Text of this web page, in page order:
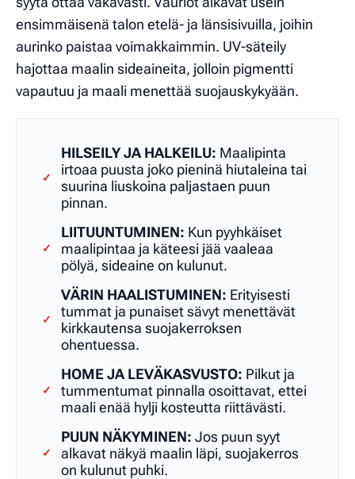
ensimmäisenä talon etelä- ja länsisivuilla, joihin
aurinko paistaa voimakkaimmin. UV-säteily
hajottaa maalin sideaineita, jolloin pigmentti
vapautuu ja maali menettää suojauskykyään.
✓
HILSEILY JA HALKEILU: Maalipinta
irtoaa puusta joko pieninä hiutaleina tai
suurina liuskoina paljastaen puun
pinnan.
✓
LIITUUNTUMINEN: Kun pyyhkäiset
maalipintaa ja käteesi jää vaaleaa
pölyä, sideaine on kulunut.
✓
VÄRIN HAALISTUMINEN: Erityisesti
tummat ja punaiset sävyt menettävät
kirkkautensa suojakerroksen
ohentuessa.
✓
HOME JA LEVÄKASVUSTO: Pilkut ja
tummentumat pinnalla osoittavat, ettei
maali enää hylji kosteutta riittävästi.
✓
PUUN NÄKYMINEN: Jos puun syyt
alkavat näkyä maalin läpi, suojakerros
on kulunut puhki.